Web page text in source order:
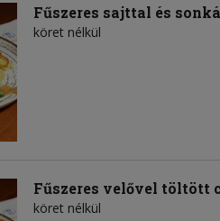
Fűszeres sajttal és
köret nélkül
Fűszeres velővel töltött
köret nélkül